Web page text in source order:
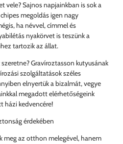
vele? Sajnos napjainkban is sok a
megoldás igen nagy
ha névvel, címmel és
nyakörvet is teszünk a
tartozik az állat.
Gravíroztasson kutyusának
szolgáltatások széles
elnyertük a bizalmát, vegye
megadott elérhetőségeink
házi kedvencére!
érdekében
meg az otthon melegével, hanem